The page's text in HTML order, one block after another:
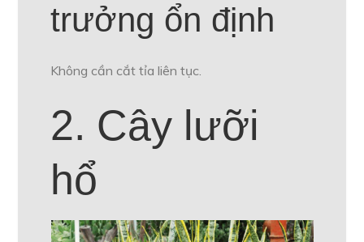
trưởng ổn định
Không cần cắt tỉa liên tục.
2. Cây lưỡi
hổ